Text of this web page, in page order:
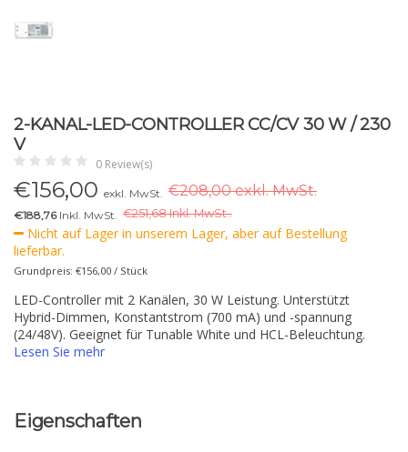
2-KANAL-LED-CONTROLLER CC/CV 30 W / 230
V
0 Review(s)
€156,00 exkl. MwSt. €208,00 exkl. MwSt.
€188,76Inkl. MwSt. €251,68 Inkl. MwSt..
Nicht auf Lager in unserem Lager, aber auf Bestellung
lieferbar.
Grundpreis: €156,00 / Stück
LED-Controller mit 2 Kanälen, 30 W Leistung. Unterstützt
Hybrid-Dimmen, Konstantstrom (700 mA) und -spannung
(24/48V). Geeignet für Tunable White und HCL-Beleuchtung.
Lesen Sie mehr
Eigenschaften